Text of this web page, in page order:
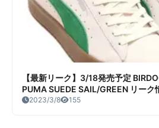
【最新リーク】3/18発売予定
PUMA SUEDE SAIL/GREEN リーク
2023/3/8 155